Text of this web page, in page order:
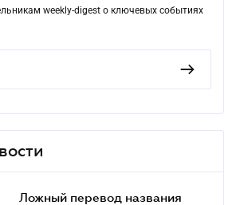
weekly-digest о ключевых событиях
Ложный перевод названия